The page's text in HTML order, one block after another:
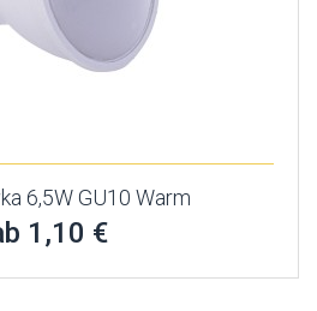
6,5W GU10 Warm
1,10 €